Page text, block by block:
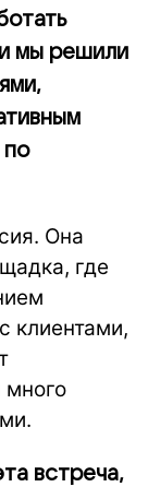
мы решили
Она
где
клиентами,
много
встреча,